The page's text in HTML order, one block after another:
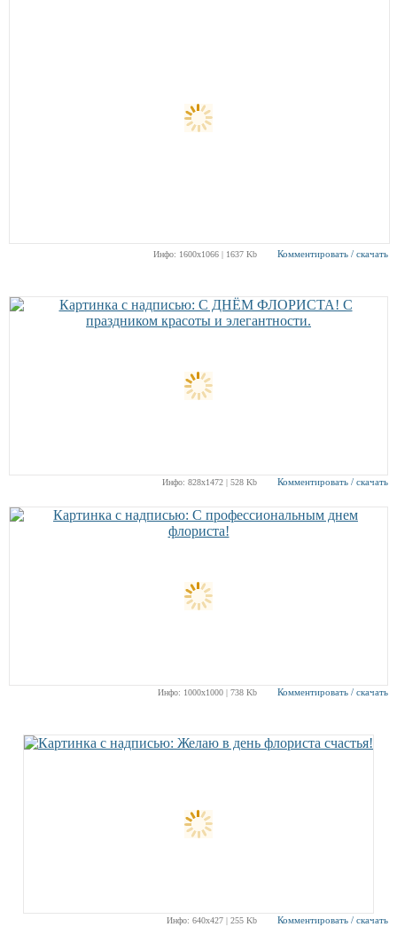
Инфо: 1600х1066 | 1637 Kb Комментировать / скачать
Инфо: 828х1472 | 528 Kb Комментировать / скачать
Инфо: 1000х1000 | 738 Kb Комментировать / скачать
Инфо: 640х427 | 255 Kb Комментировать / скачать